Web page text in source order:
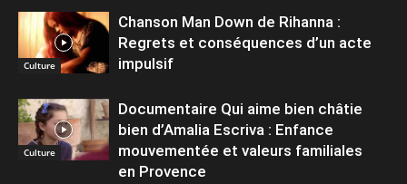
Culture
Chanson Man Down de Rihanna :
Regrets et conséquences d’un acte
impulsif
Culture
Documentaire Qui aime bien châtie
bien d’Amalia Escriva : Enfance
mouvementée et valeurs familiales
en Provence